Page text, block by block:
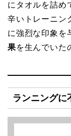
にタオルを詰め
辛いトレーニン
に強烈な印象を
果を生んでいた
ランニングに